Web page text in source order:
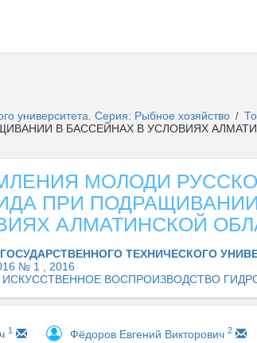
университета. Серия: Рыбное хозяйство /
В БАССЕЙНАХ В УСЛОВИЯХ
МОЛОДИ
ПРИ
АЛМАТИНСКОЙ
ТЕХНИЧЕСКОГО
№ 1 , 2016
ИСКУССТВЕННОЕ ВОСПРОИЗВОДСТВО
1 Фёдоров Евгений Викторович 2